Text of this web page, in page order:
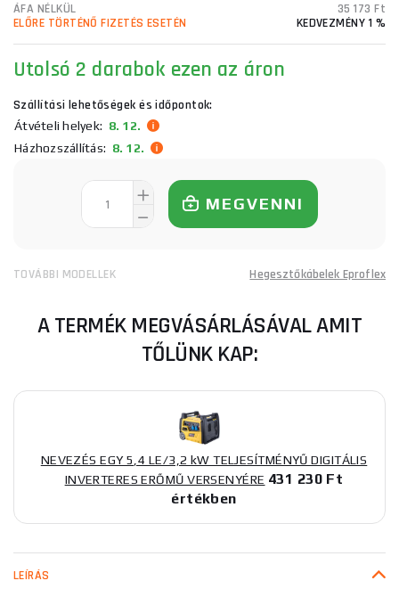
ÁFA NÉLKÜL
35 173 Ft
ELŐRE TÖRTÉNŐ FIZETÉS ESETÉN
KEDVEZMÉNY 1 %
Utolsó 2 darabok ezen az áron
Szállítási lehetőségek és időpontok:
Átvételi helyek: 8. 12.
Házhozszállítás: 8. 12.
MEGVENNI
TOVÁBBI MODELLEK Hegesztőkábelek Eproflex
A TERMÉK MEGVÁSÁRLÁSÁVAL AMIT
TŐLÜNK KAP:
NEVEZÉS EGY 5,4 LE/3,2 kW TELJESÍTMÉNYŰ DIGITÁLIS
INVERTERES ERŐMŰ VERSENYÉRE 431 230 Ft
értékben
LEÍRÁS